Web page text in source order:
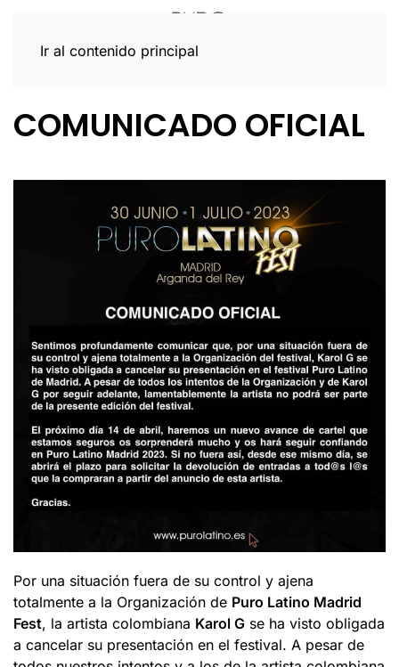
Ir al contenido principal
COMUNICADO OFICIAL
Por una situación fuera de su control y ajena
totalmente a la Organización de Puro Latino Madrid
Fest, la artista colombiana Karol G se ha visto obligada
a cancelar su presentación en el festival. A pesar de